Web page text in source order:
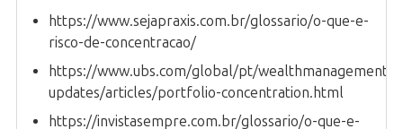
https://www.sejapraxis.com.br/glossario/o-que-e-
risco-de-concentracao/
https://www.ubs.com/global/pt/wealthmanagement/
updates/articles/portfolio-concentration.html
https://invistasempre.com.br/glossario/o-que-e-